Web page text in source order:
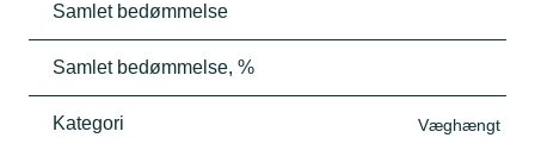
Samlet bedømmelse
Samlet bedømmelse, %
Kategori Væghængt